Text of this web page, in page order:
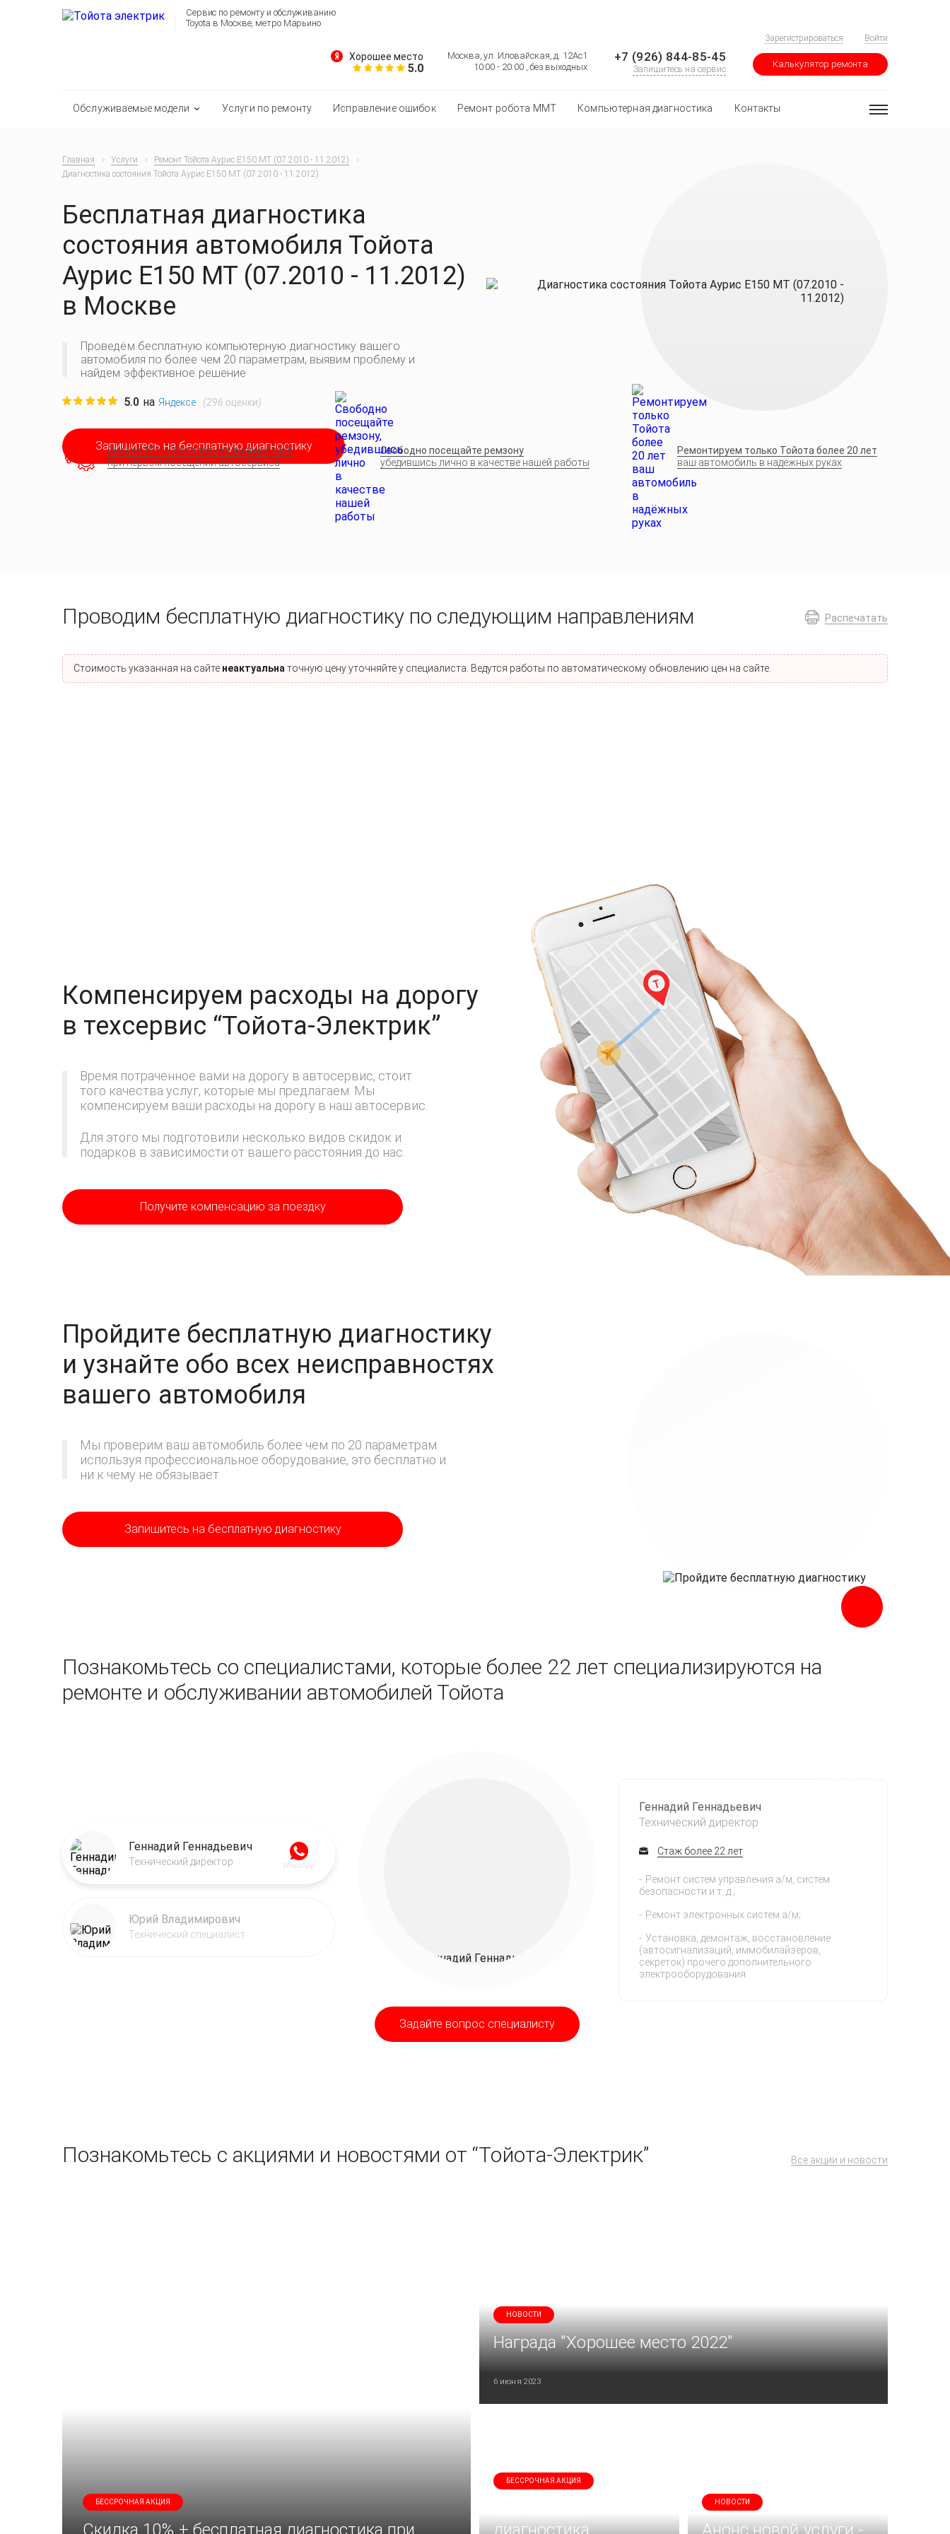
Сервис по ремонту и обслуживанию
Toyota в Москве, метро Марьино
Зарегистрироваться Войти
Хорошее место
5.0
Москва, ул. Иловайская, д. 12Ас1
10:00 - 20:00 , без выходных
+7 (926) 844-85-45
Запишитесь на сервис Калькулятор ремонта
Обслуживаемые модели Услуги по ремонту Исправление ошибок Ремонт робота MMT Компьютерная диагностика Контакты
Главная Услуги
Ремонт Тойота Аурис E150 MT (07.2010 - 11.2012)
Диагностика состояния Тойота Аурис E150 MT (07.2010 - 11.2012)
Бесплатная диагностика
состояния автомобиля Тойота
Аурис E150 MT (07.2010 - 11.2012)
в Москве
Проведём бесплатную компьютерную диагностику вашего
автомобиля по более чем 20 параметрам, выявим проблему и
найдем эффективное решение
5.0 на Яндексе (296 оценки)
Запишитесь на бесплатную диагностику
Скидка 10% + бесплатная диагностика
при первом посещении автосервиса
Свободно посещайте ремзону
убедившись лично в качестве нашей работы
Ремонтируем только Тойота более 20 лет
ваш автомобиль в надёжных руках
Распечатать
Проводим бесплатную диагностику по следующим направлениям
Стоимость указанная на сайте неактуальна точную цену уточняйте у специалиста. Ведутся работы по автоматическому обновлению цен на сайте.
Компенсируем расходы на дорогу
в техсервис “Тойота-Электрик”
Время потраченное вами на дорогу в автосервис, стоит
того качества услуг, которые мы предлагаем. Мы
компенсируем ваши расходы на дорогу в наш автосервис.
Для этого мы подготовили несколько видов скидок и
подарков в зависимости от вашего расстояния до нас.
Получите компенсацию за поездку
Пройдите бесплатную диагностику
и узнайте обо всех неисправностях
вашего автомобиля
Мы проверим ваш автомобиль более чем по 20 параметрам
используя профессиональное оборудование, это бесплатно и
ни к чему не обязывает
Запишитесь на бесплатную диагностику
Познакомьтесь со специалистами, которые более 22 лет специализируются на
ремонте и обслуживании автомобилей Тойота
Геннадий Геннадьевич
Технический директор WhatsApp
Юрий Владимирович
Технический специалист
Задайте вопрос специалисту
Геннадий Геннадьевич
Технический директор
Стаж более 22 лет
Ремонт систем управления а/м, систем
безопасности и т. д.;
Ремонт электронных систем а/м;
Установка, демонтаж, восстановление
(автосигнализаций, иммобилайзеров,
секреток) прочего дополнительного
электрооборудования.
Все акции и новости
Познакомьтесь с акциями и новостями от “Тойота-Электрик”
БЕССРОЧНАЯ АКЦИЯ
Скидка 10% + бесплатная диагностика при
НОВОСТИ
Награда "Хорошее место 2022"
6 июня 2023
БЕССРОЧНАЯ АКЦИЯ
диагностика
НОВОСТИ
Анонс новой услуги -